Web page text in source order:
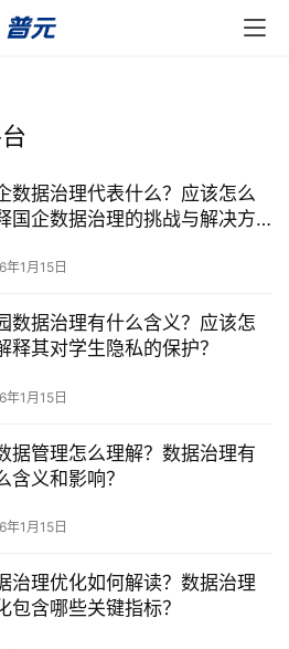
数据治理代表什么？应该怎么
国企数据治理的挑战与解决方
年1月15日
数据治理有什么含义？应该怎
释其对学生隐私的保护？
年1月15日
据管理怎么理解？数据治理有
含义和影响？
年1月15日
治理优化如何解读？数据治理
包含哪些关键指标？